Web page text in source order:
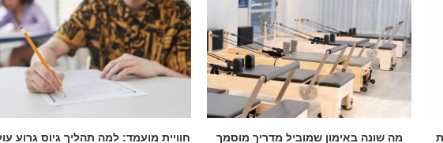
מה שונה באימון שמוביל מדריך מוסמך חוויית מועמד: למה תהליך גיוס גרוע